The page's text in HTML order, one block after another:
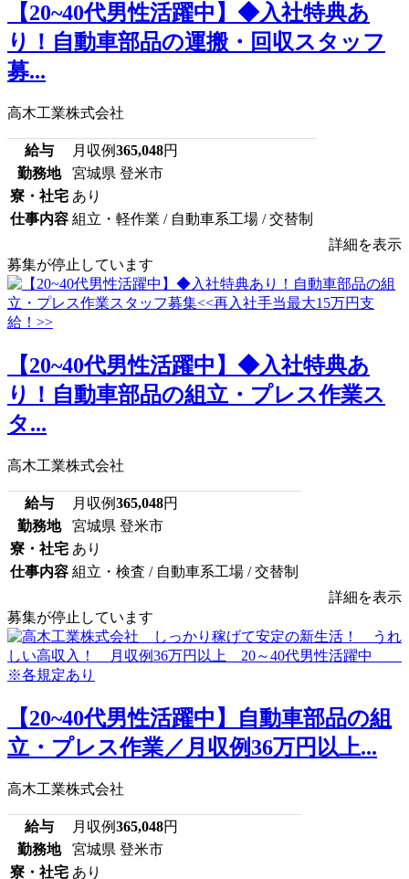
【20~40代男性活躍中】◆入社特典あ
り！自動車部品の運搬・回収スタッフ
募...
高木工業株式会社
給与 月収例365,048円
勤務地
宮城県 登米市
寮・社宅 あり
仕事内容 組立・軽作業 / 自動車系工場 / 交替制
詳細を表示
募集が停止しています
【20~40代男性活躍中】◆入社特典あ
り！自動車部品の組立・プレス作業ス
タ...
高木工業株式会社
給与 月収例365,048円
勤務地
宮城県 登米市
寮・社宅 あり
仕事内容 組立・検査 / 自動車系工場 / 交替制
詳細を表示
募集が停止しています
【20~40代男性活躍中】自動車部品の組
立・プレス作業／月収例36万円以上...
高木工業株式会社
給与 月収例365,048円
勤務地
宮城県 登米市
寮・社宅 あり